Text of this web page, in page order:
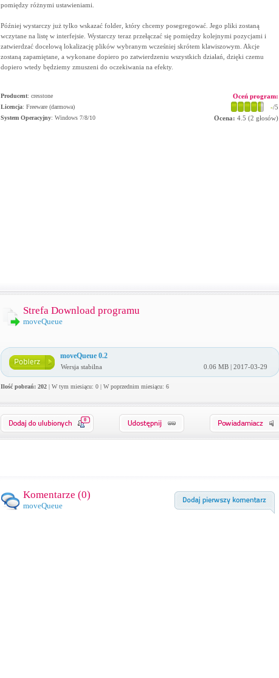
pomiędzy różnymi ustawieniami.
Później wystarczy już tylko wskazać folder, który chcemy posegregować. Jego pliki zostaną
wczytane na listę w interfejsie. Wystarczy teraz przełączać się pomiędzy kolejnymi pozycjami i
zatwierdzać docelową lokalizację plików wybranym wcześniej skrótem klawiszowym. Akcje
zostaną zapamiętane, a wykonane dopiero po zatwierdzeniu wszystkich działań, dzięki czemu
dopiero wtedy będziemy zmuszeni do oczekiwania na efekty.
Producent: cresstone
Licencja: Freeware (darmowa)
System Operacyjny: Windows 7/8/10
Oceń program:
-/5
Ocena: 4.5 (2 głosów)
Strefa Download programu
moveQueue
moveQueue 0.2
Wersja stabilna 0.06 MB | 2017-03-29
Ilość pobrań: 202| W tym miesiącu: 0 | W poprzednim miesiącu: 6
0
Komentarze (0)
moveQueue